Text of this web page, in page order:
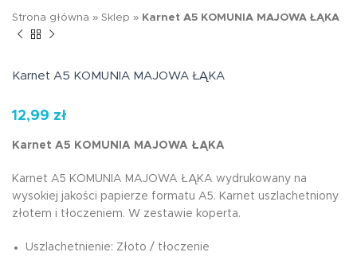
Strona główna » Sklep » Karnet A5 KOMUNIA MAJOWA ŁĄKA
Karnet A5 KOMUNIA MAJOWA ŁĄKA
12,99 zł
Karnet A5 KOMUNIA MAJOWA ŁĄKA
Karnet A5 KOMUNIA MAJOWA ŁĄKA wydrukowany na
wysokiej jakości papierze formatu A5. Karnet uszlachetniony
złotem i tłoczeniem. W zestawie koperta.
Uszlachetnienie: Złoto / tłoczenie